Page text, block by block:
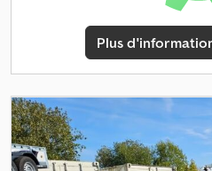
robuste - économe en carburant
configurations. Trailershop vous
xpert à un prix équitable et une
neuf, facture avec TVA indiquée,
05.26
Plus